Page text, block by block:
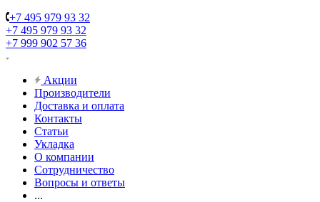
+7 495 979 93 32
+7 495 979 93 32
+7 999 902 57 36
Акции
Производители
Доставка и оплата
Контакты
Статьи
Укладка
О компании
Сотрудничество
Вопросы и ответы
...